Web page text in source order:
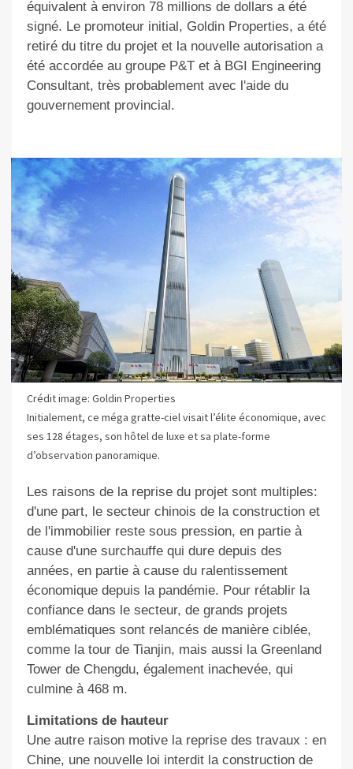
équivalent à environ 78 millions de dollars a été
signé. Le promoteur initial, Goldin Properties, a été
retiré du titre du projet et la nouvelle autorisation a
été accordée au groupe P&T et à BGI Engineering
Consultant, très probablement avec l'aide du
gouvernement provincial.
Crédit image: Goldin Properties
Initialement, ce méga gratte-ciel visait l’élite économique, avec
ses 128 étages, son hôtel de luxe et sa plate-forme
d’observation panoramique.
Les raisons de la reprise du projet sont multiples:
d'une part, le secteur chinois de la construction et
de l'immobilier reste sous pression, en partie à
cause d'une surchauffe qui dure depuis des
années, en partie à cause du ralentissement
économique depuis la pandémie. Pour rétablir la
confiance dans le secteur, de grands projets
emblématiques sont relancés de manière ciblée,
comme la tour de Tianjin, mais aussi la Greenland
Tower de Chengdu, également inachevée, qui
culmine à 468 m.
Limitations de hauteur
Une autre raison motive la reprise des travaux : en
Chine, une nouvelle loi interdit la construction de